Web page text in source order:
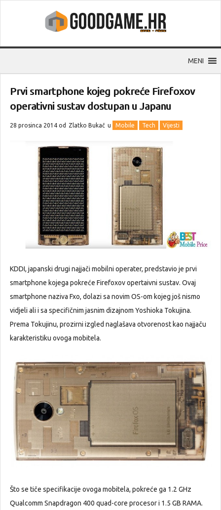
MENI
Prvi smartphone kojeg pokreće Firefoxov
operativni sustav dostupan u Japanu
28 prosinca 2014 od Zlatko Bukač u Mobile Tech Vijesti
KDDI, japanski drugi najjači mobilni operater, predstavio je prvi
smartphone kojega pokreće Firefoxov opertaivni sustav. Ovaj
smartphone naziva Fxo, dolazi sa novim OS-om kojeg još nismo
vidjeli ali i sa specifičnim jasnim dizajnom Yoshioka Tokujina.
Prema Tokujinu, prozirni izgled naglašava otvorenost kao najjaču
karakteristiku ovoga mobitela.
Što se tiče specifikacije ovoga mobitela, pokreće ga 1.2 GHz
Qualcomm Snapdragon 400 quad-core procesor i 1.5 GB RAMA.